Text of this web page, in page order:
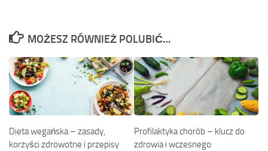
MOŻESZ RÓWNIEŻ POLUBIĆ…
Dieta wegańska – zasady,
korzyści zdrowotne i przepisy
Profilaktyka chorób – klucz do
zdrowia i wczesnego